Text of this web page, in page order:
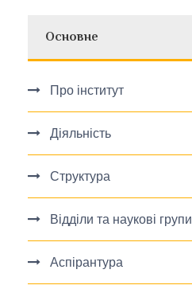
Основне
Про інститут
Діяльність
Структура
Відділи та наукові групи
Аспірантура